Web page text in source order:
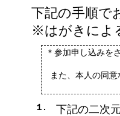
下記の手順で
※はがきによ
＊参加申し込みを
また、本人の同
１.
下記の二次